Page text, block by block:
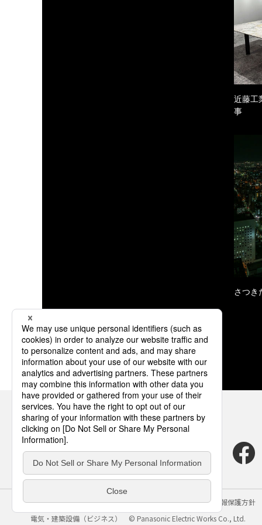
近藤工
事
さつき
サイトのご利用にあたって クッキーポリシー
個人情報保護方針
電気・建築設備（ビジネス）
© Panasonic Electric Works Co., Ltd.